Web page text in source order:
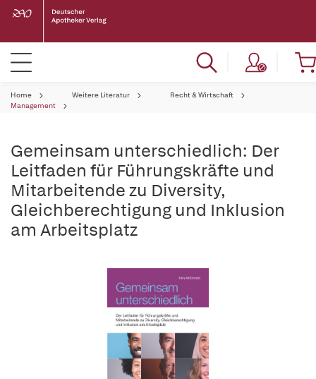
Home Weitere Literatur
Recht & Wirtschaft
Management
Gemeinsam unterschiedlich: Der
Leitfaden für Führungskräfte und
Mitarbeitende zu Diversity,
Gleichberechtigung und Inklusion
am Arbeitsplatz